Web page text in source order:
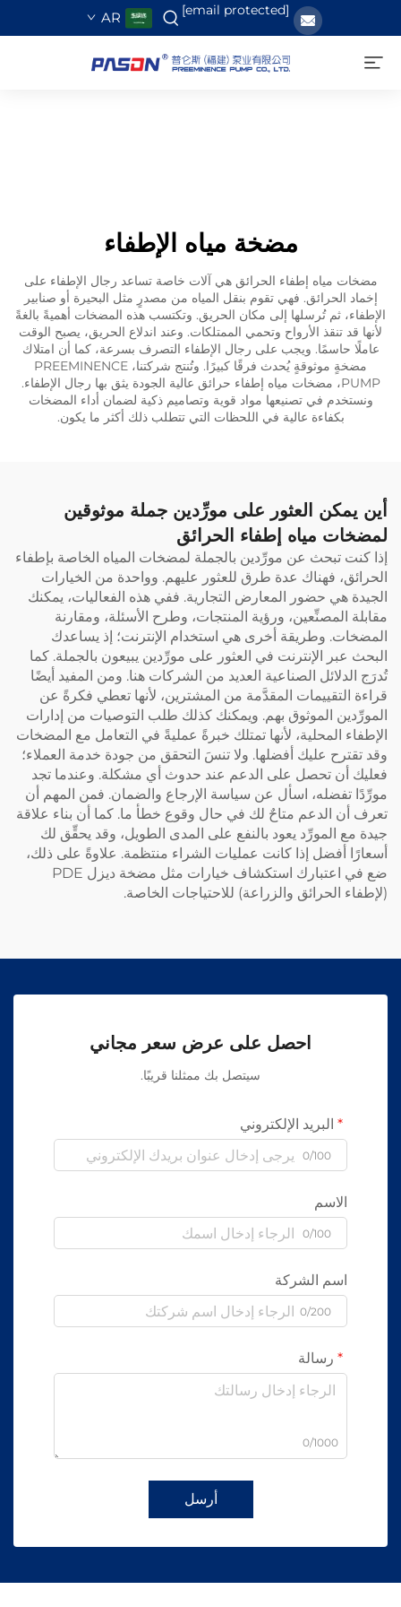
[email protected]
AR
مضخة مياه الإطفاء
مضخات مياه إطفاء الحرائق هي آلات خاصة تساعد رجال الإطفاء على
إخماد الحرائق. فهي تقوم بنقل المياه من مصدرٍ مثل البحيرة أو صنابير
الإطفاء، ثم تُرسلها إلى مكان الحريق. وتكتسب هذه المضخات أهميةً بالغةً
لأنها قد تنقذ الأرواح وتحمي الممتلكات. وعند اندلاع الحريق، يصبح الوقت
عاملًا حاسمًا. ويجب على رجال الإطفاء التصرف بسرعة، كما أن امتلاك
مضخةٍ موثوقةٍ يُحدث فرقًا كبيرًا. وتُنتج شركتنا، PREEMINENCE
PUMP، مضخات مياه إطفاء حرائق عالية الجودة يثق بها رجال الإطفاء.
ونستخدم في تصنيعها مواد قوية وتصاميم ذكية لضمان أداء المضخات
بكفاءة عالية في اللحظات التي تتطلب ذلك أكثر ما يكون.
أين يمكن العثور على مورِّدين جملة موثوقين
لمضخات مياه إطفاء الحرائق
إذا كنت تبحث عن مورِّدين بالجملة لمضخات المياه الخاصة بإطفاء
الحرائق، فهناك عدة طرق للعثور عليهم. وواحدة من الخيارات
الجيدة هي حضور المعارض التجارية. ففي هذه الفعاليات، يمكنك
مقابلة المصنِّعين، ورؤية المنتجات، وطرح الأسئلة، ومقارنة
المضخات. وطريقة أخرى هي استخدام الإنترنت؛ إذ يساعدك
البحث عبر الإنترنت في العثور على مورِّدين يبيعون بالجملة. كما
تُدرَج الدلائل الصناعية العديد من الشركات هنا. ومن المفيد أيضًا
قراءة التقييمات المقدَّمة من المشترين، لأنها تعطي فكرةً عن
المورِّدين الموثوق بهم. ويمكنك كذلك طلب التوصيات من إدارات
الإطفاء المحلية، لأنها تمتلك خبرةً عمليةً في التعامل مع المضخات
وقد تقترح عليك أفضلها. ولا تنسَ التحقق من جودة خدمة العملاء؛
فعليك أن تحصل على الدعم عند حدوث أي مشكلة. وعندما تجد
مورِّدًا تفضله، اسأل عن سياسة الإرجاع والضمان. فمن المهم أن
تعرف أن الدعم متاحٌ لك في حال وقوع خطأ ما. كما أن بناء علاقة
جيدة مع المورِّد يعود بالنفع على المدى الطويل، وقد يحقِّق لك
أسعارًا أفضل إذا كانت عمليات الشراء منتظمة. علاوةً على ذلك،
ضع في اعتبارك استكشاف خيارات مثل
مضخة ديزل PDE
(لإطفاء الحرائق والزراعة) للاحتياجات الخاصة.
احصل على عرض سعر مجاني
سيتصل بك ممثلنا قريبًا.
البريد الإلكتروني
0/100
الاسم
0/100
اسم الشركة
0/200
رسالة
0/1000
أرسل